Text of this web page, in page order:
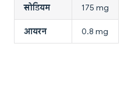
सोडियम 175 mg
आयरन 0.8 mg